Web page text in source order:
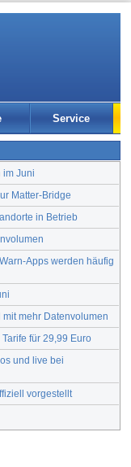
Service
im Juni
Matter-Bridge
in Betrieb
Apps werden häufig
mehr Datenvolumen
für 29,99 Euro
und live bei
vorgestellt